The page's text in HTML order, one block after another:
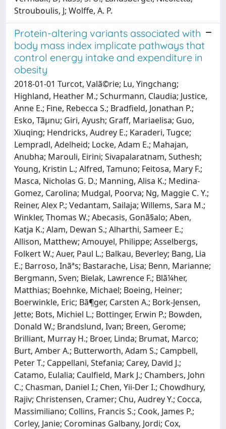
Strouboulis, J; Wolffe, A. P.
Protein-altering variants associated with
body mass index implicate pathways that
control energy intake and expenditure in
obesity
2018-01-01 Turcot, Valã©rie; Lu, Yingchang;
Highland, Heather M.; Schurmann, Claudia; Justice,
Anne E.; Fine, Rebecca S.; Bradfield, Jonathan P.;
Esko, Tãµnu; Giri, Ayush; Graff, Mariaelisa; Guo,
Xiuqing; Hendricks, Audrey E.; Karaderi, Tugce;
Lempradl, Adelheid; Locke, Adam E.; Mahajan,
Anubha; Marouli, Eirini; Sivapalaratnam, Suthesh;
Young, Kristin L.; Alfred, Tamuno; Feitosa, Mary F.;
Masca, Nicholas G. D.; Manning, Alisa K.; Medina-
Gomez, Carolina; Mudgal, Poorva; Ng, Maggie C. Y.;
Reiner, Alex P.; Vedantam, Sailaja; Willems, Sara M.;
Winkler, Thomas W.; Abecasis, Gonã§alo; Aben,
Katja K.; Alam, Dewan S.; Alharthi, Sameer E.;
Allison, Matthew; Amouyel, Philippe; Asselbergs,
Folkert W.; Auer, Paul L.; Balkau, Beverley; Bang, Lia
E.; Barroso, Inãªs; Bastarache, Lisa; Benn, Marianne;
Bergmann, Sven; Bielak, Lawrence F.; Blã¼her,
Matthias; Boehnke, Michael; Boeing, Heiner;
Boerwinkle, Eric; Bã¶ger, Carsten A.; Bork-Jensen,
Jette; Bots, Michiel L.; Bottinger, Erwin P.; Bowden,
Donald W.; Brandslund, Ivan; Breen, Gerome;
Brilliant, Murray H.; Broer, Linda; Brumat, Marco;
Burt, Amber A.; Butterworth, Adam S.; Campbell,
Peter T.; Cappellani, Stefania; Carey, David J.;
Catamo, Eulalia; Caulfield, Mark J.; Chambers, John
C.; Chasman, Daniel I.; Chen, Yii-Der I.; Chowdhury,
Rajiv; Christensen, Cramer; Chu, Audrey Y.; Cocca,
Massimiliano; Collins, Francis S.; Cook, James P.;
Corley, Janie; Corominas Galbany, Jordi; Cox,